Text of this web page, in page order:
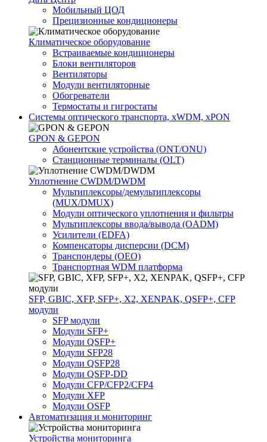
Мобильный ЦОД
Прецизионные кондиционеры
Климатичeское оборудование
Встраиваемые кондиционеры
Блоки вентиляторов
Вентиляторы
Модули вентиляторные
Обогреватели
Термостаты и гигростаты
Системы оптического транспорта, xWDM, xPON
GPON & GEPON
Абонентские устройства (ONT/ONU)
Станционные терминалы (OLT)
Уплотнение CWDM/DWDM
Мультиплексоры/демультиплексоры
(MUX/DMUX)
Модули оптического уплотнения и фильтры
Мультиплексоры ввода/вывода (OADM)
Усилители (EDFA)
Компенсаторы дисперсии (DCM)
Транспондеры (OEO)
Транспортная WDM платформа
SFP, GBIC, XFP, SFP+, X2, XENPAK, QSFP+, CFP
модули
SFP модули
Модули SFP+
Модули QSFP+
Модули SFP28
Модули QSFP28
Модули QSFP-DD
Модули CFP/CFP2/CFP4
Модули XFP
Модули OSFP
Автоматизация и мониторинг
Устройства мониторинга